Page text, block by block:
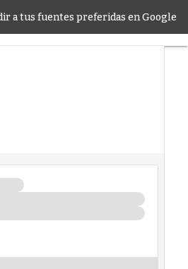
a tus fuentes preferidas en Google